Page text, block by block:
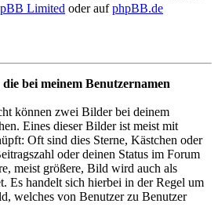
Limited oder aufphpBB.de
bei meinem Benutzernamen
können zwei Bilder bei deinem
Eines dieser Bilder ist meist mit
Oft sind dies Sterne, Kästchen oder
oder deinen Status im Forum
meist größere, Bild wird auch als
Es handelt sich hierbei in der Regel um
welches von Benutzer zu Benutzer